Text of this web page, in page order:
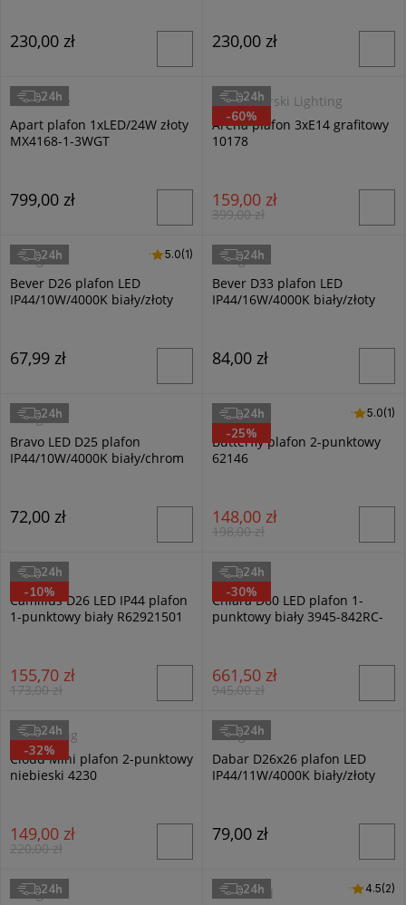
230,00 zł 230,00 zł
Zuma line
Apart plafon 1xLED/24W złoty
MX4168-1-3WGT
799,00 zł
24h
Nowodvorski Lighting
Arena plafon 3xE14 grafitowy
10178
159,00 zł
399,00 zł
24h
-60%
Milagro
Bever D26 plafon LED
IP44/10W/4000K biały/złoty
5.0 (1)
5.0(1)
67,99 zł
24h
Milagro
Bever D33 plafon LED
IP44/16W/4000K biały/złoty
84,00 zł
24h
Milagro
Bravo LED D25 plafon
IP44/10W/4000K biały/chrom
72,00 zł
24h
Dalber
Butterfly plafon 2-punktowy
62146
5.0 (1)
5.0(1)
148,00 zł
198,00 zł
24h
-25%
RL
Camillus D26 LED IP44 plafon
1-punktowy biały R62921501
155,70 zł
173,00 zł
24h
-10%
Italux
Chiara D60 LED plafon 1-
punktowy biały 3945-842RC-
661,50 zł
945,00 zł
24h
-30%
TK Lighting
Cloud Mini plafon 2-punktowy
niebieski 4230
149,00 zł
220,00 zł
24h
-32%
Milagro
Dabar D26x26 plafon LED
IP44/11W/4000K biały/złoty
79,00 zł
24h
Milagro
24h Masterled 4.5 (2)
4.5(2)
24h